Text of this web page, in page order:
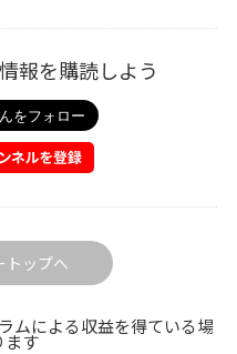
報を購読しよう
トップへ
ムによる収益を得ている場
ます